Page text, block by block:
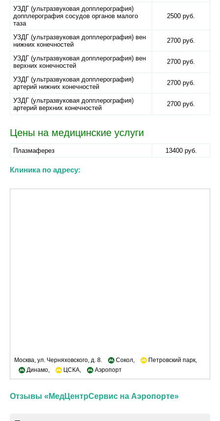
УЗДГ (ультразвуковая допплерография)
допплерография сосудов органов малого
таза
2500 руб.
УЗДГ (ультразвуковая допплерография) вен
нижних конечностей
2700 руб.
УЗДГ (ультразвуковая допплерография) вен
верхних конечностей
2700 руб.
УЗДГ (ультразвуковая допплерография)
артерий нижних конечностей
2700 руб.
УЗДГ (ультразвуковая допплерография)
артерий верхних конечностей
2700 руб.
Цены на медицинские услуги
Плазмаферез 13400 руб.
Клиника по адресу:
Москва, ул. Черняховского, д. 8. Сокол,
Петровский парк,
Динамо,
ЦСКА, Аэропорт
Отзывы «МедЦентрСервис на Аэропорте»